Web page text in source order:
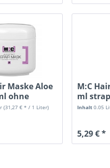
Maske Aloe
ohne
(31,27 € * / 1 Liter)
M:C
ml
Inhalt 0.05
5,29 € *